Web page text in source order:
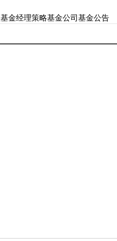
基金经理策略基金公司基金公告